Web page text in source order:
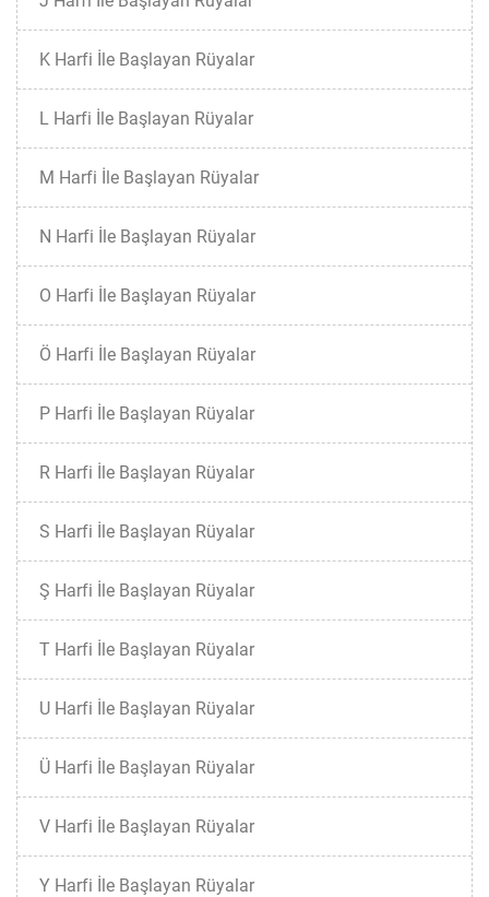
K Harfi İle Başlayan Rüyalar
L Harfi İle Başlayan Rüyalar
M Harfi İle Başlayan Rüyalar
N Harfi İle Başlayan Rüyalar
O Harfi İle Başlayan Rüyalar
Ö Harfi İle Başlayan Rüyalar
P Harfi İle Başlayan Rüyalar
R Harfi İle Başlayan Rüyalar
S Harfi İle Başlayan Rüyalar
Ş Harfi İle Başlayan Rüyalar
T Harfi İle Başlayan Rüyalar
U Harfi İle Başlayan Rüyalar
Ü Harfi İle Başlayan Rüyalar
V Harfi İle Başlayan Rüyalar
Y Harfi İle Başlayan Rüyalar